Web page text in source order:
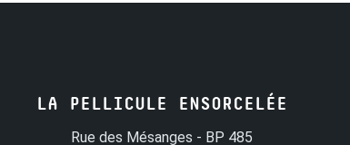
LA PELLICULE ENSORCELÉE
Rue des Mésanges - BP 485